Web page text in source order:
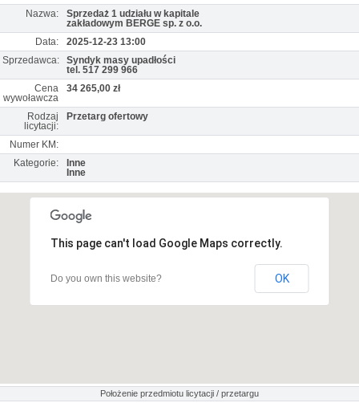
Nazwa:
Sprzedaż 1 udziału w kapitale
zakładowym BERGE sp. z o.o.
Data:
2025-12-23 13:00
Sprzedawca:
Syndyk masy upadłości
tel. 517 299 966
Cena
wywoławcza
34 265,00 zł
Rodzaj
licytacji:
Przetarg ofertowy
Numer KM:
Kategorie:
Inne
Inne
This page can't load Google Maps correctly.
Do you own this website? OK
Położenie przedmiotu licytacji / przetargu